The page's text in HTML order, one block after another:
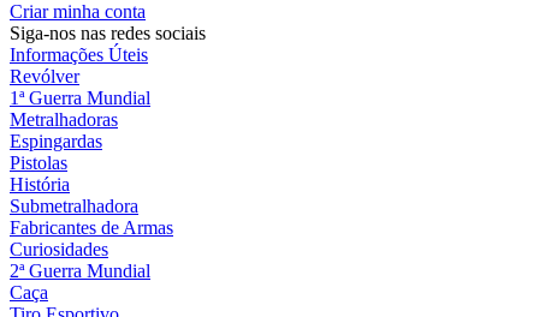
Criar minha conta
Siga-nos nas redes sociais
Informações Úteis
Revólver
1ª Guerra Mundial
Metralhadoras
Espingardas
Pistolas
História
Submetralhadora
Fabricantes de Armas
Curiosidades
2ª Guerra Mundial
Caça